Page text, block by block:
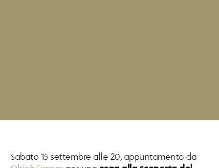
Sabato 15 settembre alle 20, appuntamento da